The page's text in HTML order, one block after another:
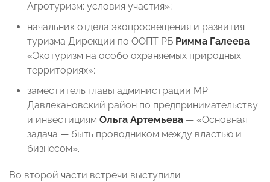
Агротуризм: условия участия»;
начальник отдела экопросвещения и развития
туризма Дирекции по ООПТ РБ Римма Галеева —
«Экотуризм на особо охраняемых природных
территориях»;
заместитель главы администрации МР
Давлекановский район по предпринимательству
и инвестициям Ольга Артемьева — «Основная
задача — быть проводником между властью и
бизнесом».
Во второй части встречи выступили